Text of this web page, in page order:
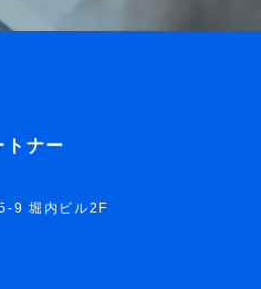
トナー
9 堀内ビル2F